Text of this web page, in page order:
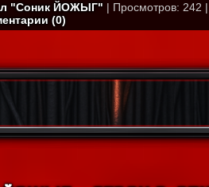
"Соник ЙОЖЫГ" | Просмотров: 242
(0)